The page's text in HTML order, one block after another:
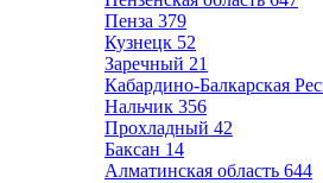
Пенза 379
Кузнецк 52
Заречный 21
Кабардино-Балкарская
Нальчик 356
Прохладный 42
Баксан 14
Алматинская область 644